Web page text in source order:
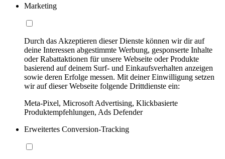
Marketing
Durch das Akzeptieren dieser Dienste können wir dir auf
deine Interessen abgestimmte Werbung, gesponserte Inhalte
oder Rabattaktionen für unsere Webseite oder Produkte
basierend auf deinem Surf- und Einkaufsverhalten anzeigen
sowie deren Erfolge messen. Mit deiner Einwilligung setzen
wir auf dieser Webseite folgende Drittdienste ein:
Meta-Pixel, Microsoft Advertising, Klickbasierte
Produktempfehlungen, Ads Defender
Erweitertes Conversion-Tracking